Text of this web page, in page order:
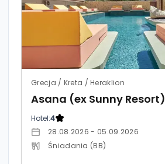
Grecja / Kreta / Heraklion
Asana (ex Sunny Resort)
Hotel:4
28.08.2026 - 05.09.2026
Śniadania (BB)